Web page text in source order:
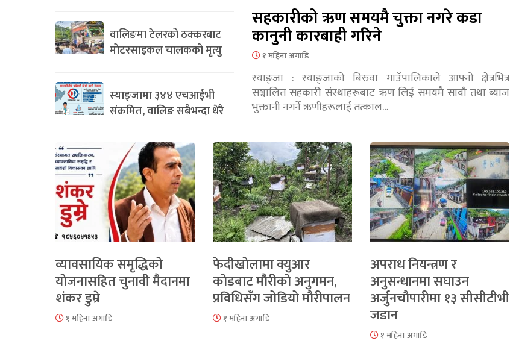
वालिङमा टेलरको ठक्करबाट
मोटरसाइकल चालकको मृत्यु
स्याङ्जामा ३४४ एचआईभी
संक्रमित, वालिङ सबैभन्दा धेरै
सहकारीको ऋण समयमै चुक्ता नगरे कडा
कानुनी कारबाही गरिने
१ महिना अगाडि
स्याङ्जा : स्याङ्जाको बिरुवा गाउँपालिकाले आफ्नो क्षेत्रभित्र
सञ्चालित सहकारी संस्थाहरूबाट ऋण लिई समयमै सावाँ तथा ब्याज
भुक्तानी नगर्ने ऋणीहरूलाई तत्काल…
व्यावसायिक समृद्धिको
योजनासहित चुनावी मैदानमा
शंकर डुम्रे
१ महिना अगाडि
फेदीखोलामा क्युआर
कोडबाट मौरीको अनुगमन,
प्रविधिसँग जोडियो मौरीपालन
१ महिना अगाडि
अपराध नियन्त्रण र
अनुसन्धानमा सघाउन
अर्जुनचौपारीमा १३ सीसीटीभी
जडान
१ महिना अगाडि